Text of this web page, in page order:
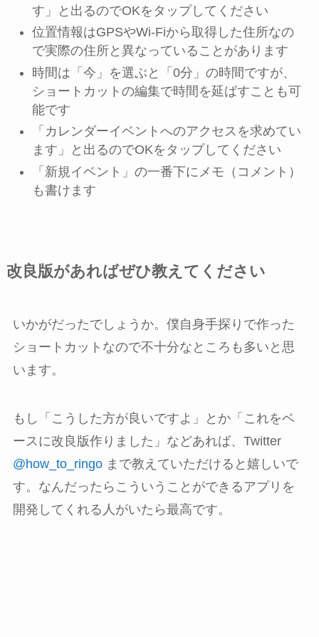
す」と出るのでOKをタップしてください
位置情報はGPSやWi-Fiから取得した住所なの
で実際の住所と異なっていることがあります
時間は「今」を選ぶと「0分」の時間ですが、
ショートカットの編集で時間を延ばすことも可
能です
「カレンダーイベントへのアクセスを求めてい
ます」と出るのでOKをタップしてください
「新規イベント」の一番下にメモ（コメント）
も書けます
改良版があればぜひ教えてください
いかがだったでしょうか。僕自身手探りで作った
ショートカットなので不十分なところも多いと思
います。
もし「こうした方が良いですよ」とか「これをベ
ースに改良版作りました」などあれば、Twitter
@how_to_ringoまで教えていただけると嬉しいで
す。なんだったらこういうことができるアプリを
開発してくれる人がいたら最高です。